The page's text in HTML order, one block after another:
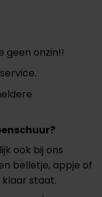
geen onzin!!
ook bij ons
belletje, appje of
klaar staat.